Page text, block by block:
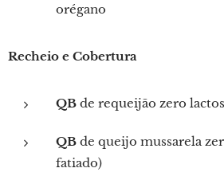
orégano
Recheio e Cobertura
QB de requeijão zero
QB de queijo mussarela
fatiado)